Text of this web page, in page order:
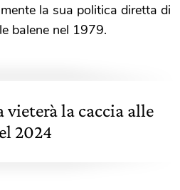
la sua politica diretta di
balene nel 1979.
vieterà la caccia alle
2024